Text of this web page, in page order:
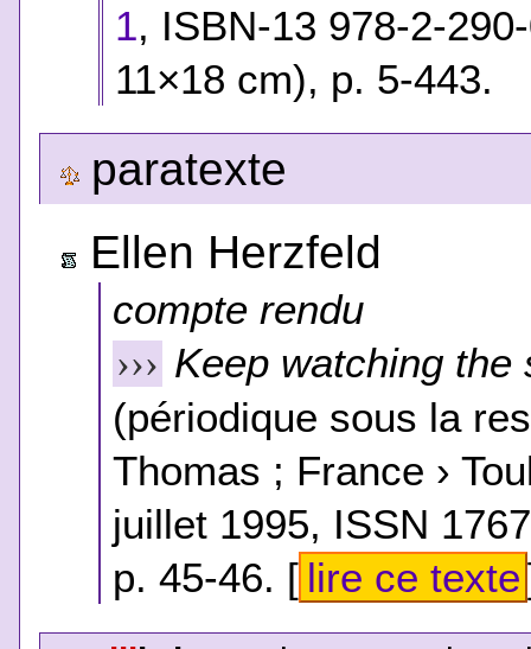
1, ISBN-13 978-2-
11×18 cm), p. 5-443.
paratexte
Ellen Herzfeld
compte rendu
››› Keep watching the
(périodique sous la
Thomas ; France ›
juillet 1995, ISSN
p. 45-46. [ lire ce texte